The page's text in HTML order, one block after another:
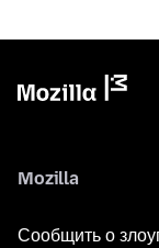
Mozilla
Сообщить о